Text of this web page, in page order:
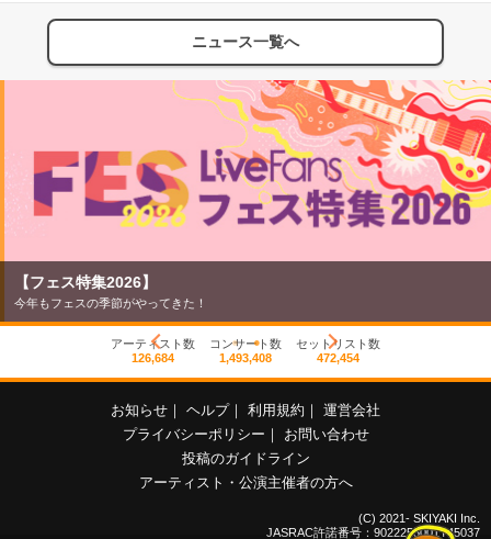
ニュース一覧へ
【フェス特集2026】
今年もフェスの季節がやってきた！
アーティスト数
126,684
コンサート数
1,493,408
セットリスト数
472,454
お知らせ ヘルプ 利用規約
運営会社
プライバシーポリシー
お問い合わせ
投稿のガイドライン
アーティスト・公演主催者の方へ
(C) 2021- SKIYAKI Inc.
JASRAC許諾番号：9022255001Y45037